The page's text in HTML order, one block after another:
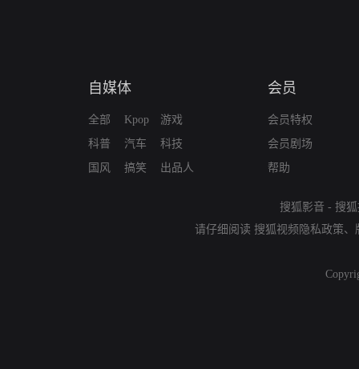
自媒体
全部
科普
国风
Kpop
汽车
搞笑
游戏
科技
出品人
会员
会员特权
会员剧场
帮助
搜狐影音 - 搜
请仔细阅读 搜狐视频隐私政策、